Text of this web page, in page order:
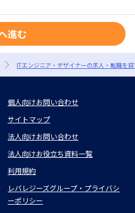
進む
ITエンジニア・デザイナーの求人・転職を
個人向けお問い合わせ
サイトマップ
法人向けお問い合わせ
法人向けお役立ち資料一覧
利用規約
レバレジーズグループ・プライバシ
ーポリシー